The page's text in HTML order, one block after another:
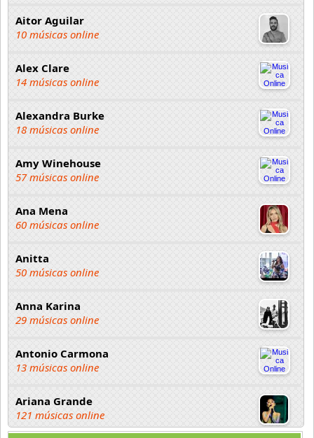
Aitor Aguilar
10 músicas online
Alex Clare
14 músicas online
Alexandra Burke
18 músicas online
Amy Winehouse
57 músicas online
Ana Mena
60 músicas online
Anitta
50 músicas online
Anna Karina
29 músicas online
Antonio Carmona
13 músicas online
Ariana Grande
121 músicas online